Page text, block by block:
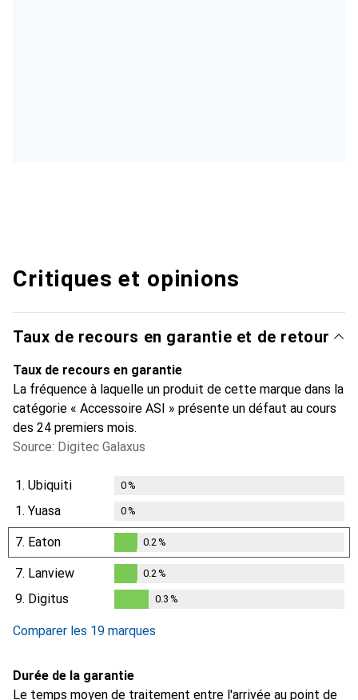
Critiques et opinions
Taux de recours en garantie et de retour
Taux de recours en garantie
La fréquence à laquelle un produit de cette marque dans la
catégorie « Accessoire ASI » présente un défaut au cours
des 24 premiers mois.
Source: Digitec Galaxus
1. Ubiquiti 0%
1. Yuasa 0%
7. Eaton
0.2%
0.2 %
7. Lanview
0.2%
0.2 %
9. Digitus 0.3 %
Comparer les 19 marques
Durée de la garantie
Le temps moyen de traitement entre l'arrivée au point de